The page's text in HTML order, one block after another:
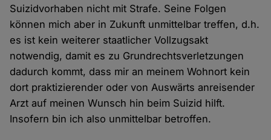
Suizidvorhaben nicht mit Strafe. Seine Folgen
können mich aber in Zukunft unmittelbar treffen, d.h.
es ist kein weiterer staatlicher Vollzugsakt
notwendig, damit es zu Grundrechtsverletzungen
dadurch kommt, dass mir an meinem Wohnort kein
dort praktizierender oder von Auswärts anreisender
Arzt auf meinen Wunsch hin beim Suizid hilft.
Insofern bin ich also unmittelbar betroffen.